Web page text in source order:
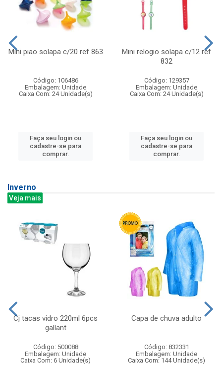
Mini piao solapa c/20 ref 863
Código: 106486
Embalagem: Unidade
Caixa Com: 24 Unidade(s)
Faça seu login ou
cadastre-se para
comprar.
Mini relogio solapa c/12 ref
832
Código: 129357
Embalagem: Unidade
Caixa Com: 24 Unidade(s)
Faça seu login ou
cadastre-se para
comprar.
Inverno
Veja mais
Cj tacas vidro 220ml 6pcs
gallant
Código: 500088
Embalagem: Unidade
Caixa Com: 6 Unidade(s)
Capa de chuva adulto
Código: 832331
Embalagem: Unidade
Caixa Com: 144 Unidade(s)